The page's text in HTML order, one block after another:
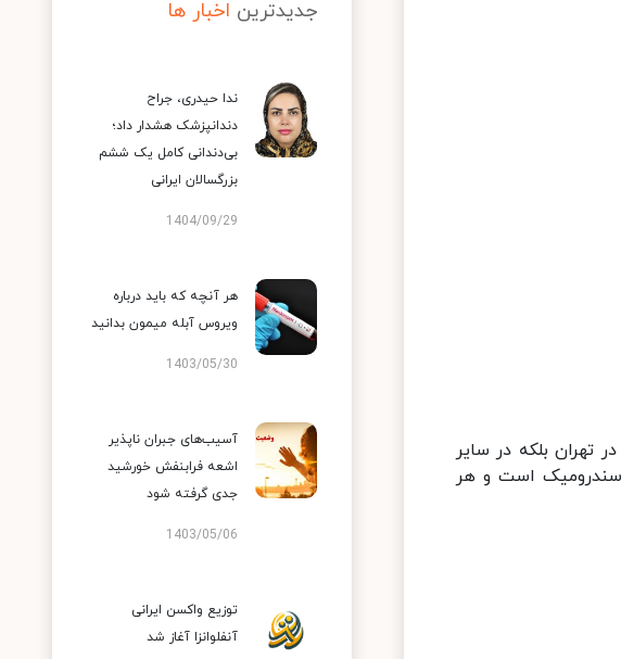
تهران بلکه در سایر
سندرومیک است و هر
جدیدترین اخبار ها
ندا حیدری، جراح
دندانپزشک هشدار داد؛
بی‌دندانی کامل یک ششم
بزرگسالان ایرانی
1404/09/29
هر آنچه که باید درباره
ویروس آبله میمون بدانید
1403/05/30
آسیب‌های جبران ناپذیر
اشعه فرابنفش خورشید
جدی گرفته شود
1403/05/06
توزیع واکسن ایرانی
آنفلوانزا آغاز شد